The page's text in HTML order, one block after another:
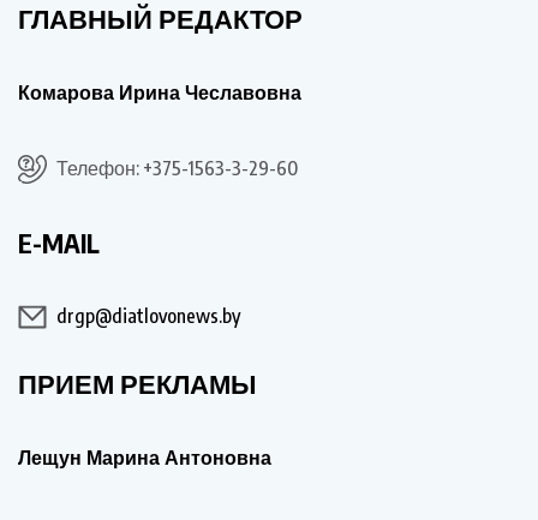
ГЛАВНЫЙ РЕДАКТОР
Комарова Ирина Чеславовна
Телефон: +375-1563-3-29-60
E-MAIL
drgp@diatlovonews.by
ПРИЕМ РЕКЛАМЫ
Лещун Марина Антоновна